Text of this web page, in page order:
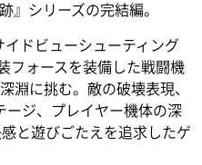
』シリーズの完結編。
イドビューシューティング
フォースを装備した戦闘機
淵に挑む。敵の破壊表現、
ージ、プレイヤー機体の深
と遊びごたえを追求したゲ